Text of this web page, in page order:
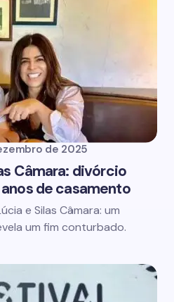
de 2025
Câmara: divórcio
de casamento
e Silas Câmara: um
um fim conturbado.